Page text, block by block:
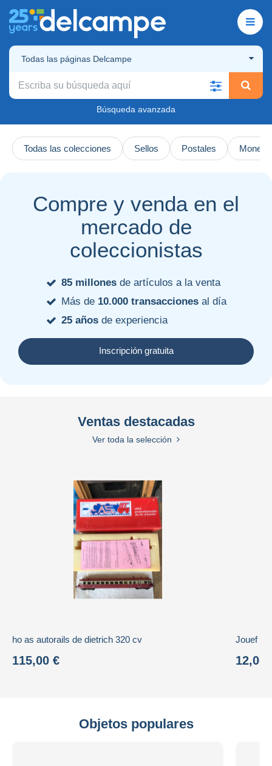
Todas las páginas Delcampe
Búsqueda avanzada
Todas las colecciones Sellos Postales
Compre y venda en el
mercado de
coleccionistas
85 millonesde artículos a la venta
Más de 10.000 transaccionesal día
25 añosde experiencia
Inscripción gratuita
Ventas destacadas
Ver toda la selección
ho as autorails de dietrich 320 cv
115,00 € 12,00
Objetos populares